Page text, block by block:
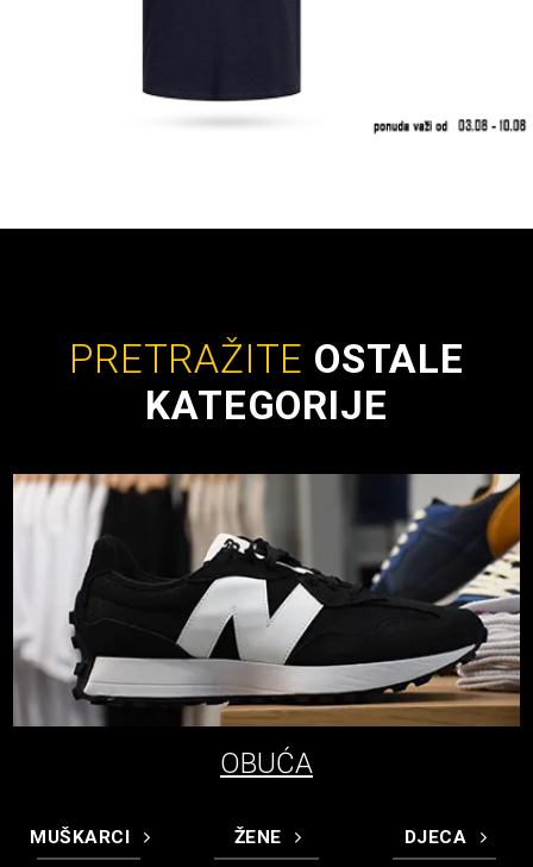
PRETRAŽITE OSTALE
KATEGORIJE
OBUĆA
MUŠKARCI ŽENE DJECA